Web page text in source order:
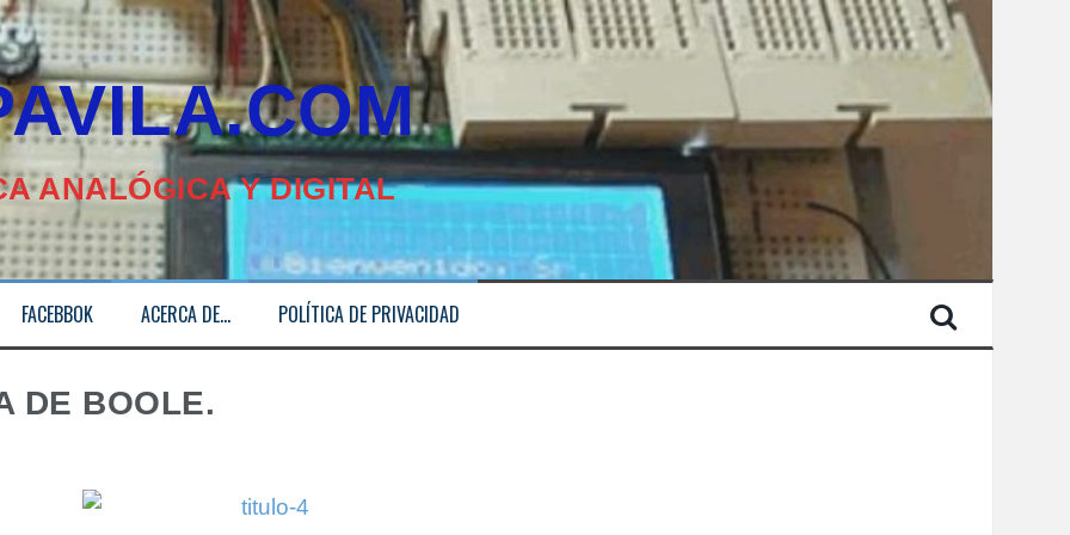
ANALÓGICA Y DIGITAL
FACEBBOK ACERCA DE… POLÍTICA DE PRIVACIDAD
DE BOOLE.